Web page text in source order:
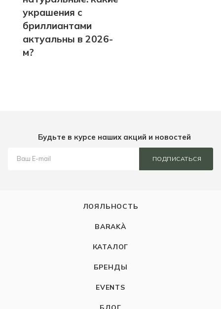
украшения с
бриллиантами
актуальны в 2026-
м?
Будьте в курсе наших акций и новостей
ПОДПИСАТЬСЯ
ЛОЯЛЬНОСТЬ
BARAKÀ
КАТАЛОГ
БРЕНДЫ
EVENTS
БЛОГ